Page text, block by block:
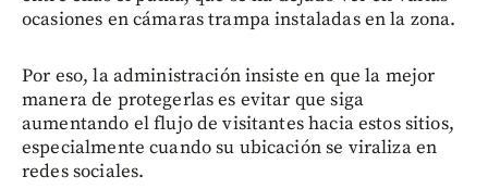
ocasiones en cámaras trampa instaladas en la zona.
Por eso, la administración insiste en que la mejor
manera de protegerlas es evitar que siga
aumentando el flujo de visitantes hacia estos sitios,
especialmente cuando su ubicación se viraliza en
redes sociales.